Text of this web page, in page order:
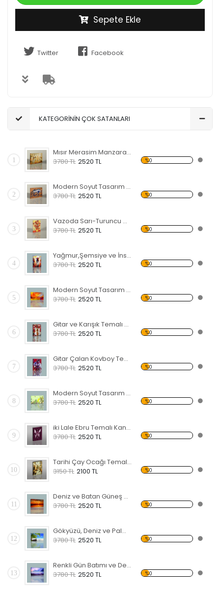
Sepete Ekle
Twitter Facebook
KATEGORİNİN ÇOK SATANLARI
1
Mısır Merasim Manzaralı Kanvas Tablo
3780 TL 2520 TL %0
2
Modern Soyut Tasarım 37 Kanvas Tablo
3780 TL 2520 TL %0
3
Vazoda Sarı-Turuncu Çiçekler Kanvas Tablo
3780 TL 2520 TL %0
4
Yağmur,Şemsiye ve İnsanlar Kanvas Tablo
3780 TL 2520 TL %0
5
Modern Soyut Tasarım 36 Kanvas Tablo
3780 TL 2520 TL %0
6
Gitar ve Karışık Temalı Kanvas Tablo
3780 TL 2520 TL %0
7
Gitar Çalan Kovboy Temalı Kanvas Tablo
3780 TL 2520 TL %0
8
Modern Soyut Tasarım 42 Kanvas Tablo
3780 TL 2520 TL %0
9
iki Lale Ebru Temalı Kanvas Tablo
3780 TL 2520 TL %0
10
Tarihi Çay Ocağı Temalı Kanvas Tablo
3150 TL 2100 TL %0
11
Deniz ve Batan Güneş Kanvas Tablo
3780 TL 2520 TL %0
12
Gökyüzü, Deniz ve Palmiyeler Kanvas Tablo
3780 TL 2520 TL %0
13
Renkli Gün Batımı ve Deniz Kanvas Tablo
3780 TL 2520 TL %0